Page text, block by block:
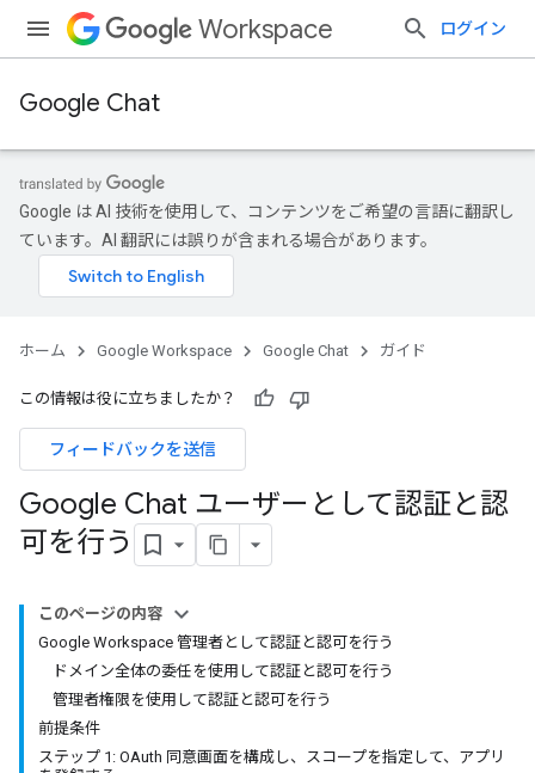
Workspace ログイン
Google Chat
Google は AI 技術を使用して、コンテンツをご希望の言語に翻訳し
ています。AI 翻訳には誤りが含まれる場合があります。
ホーム Google Workspace Google Chat ガイド
この情報は役に立ちましたか？
フィードバックを送信
Google Chat ユーザーとして認証と認
可を行う
このページの内容
Google Workspace 管理者として認証と認可を行う
ドメイン全体の委任を使用して認証と認可を行う
管理者権限を使用して認証と認可を行う
前提条件
ステップ 1: OAuth 同意画面を構成し、スコープを指定して、アプリ